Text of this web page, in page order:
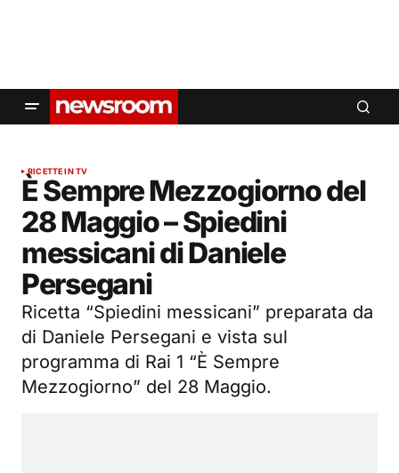
RICETTE IN TV
È Sempre Mezzogiorno del
28 Maggio – Spiedini
messicani di Daniele
Persegani
Ricetta “Spiedini messicani” preparata da
di Daniele Persegani e vista sul
programma di Rai 1 “È Sempre
Mezzogiorno” del 28 Maggio.